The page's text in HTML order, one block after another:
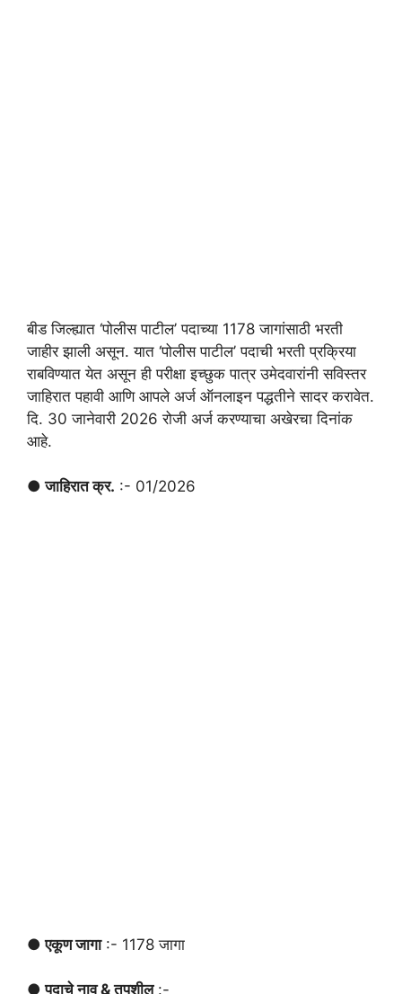
बीड जिल्ह्यात ‘पोलीस पाटील’ पदाच्या 1178 जागांसाठी भरती
जाहीर झाली असून. यात ‘पोलीस पाटील’ पदाची भरती प्रक्रिया
राबविण्यात येत असून ही परीक्षा इच्छुक पात्र उमेदवारांनी सविस्तर
जाहिरात पहावी आणि आपले अर्ज ऑनलाइन पद्धतीने सादर करावेत.
दि. 30 जानेवारी 2026 रोजी अर्ज करण्याचा अखेरचा दिनांक
आहे.
● जाहिरात क्र. :- 01/2026
● एकूण जागा:- 1178 जागा
● पदाचे नाव & तपशील:-